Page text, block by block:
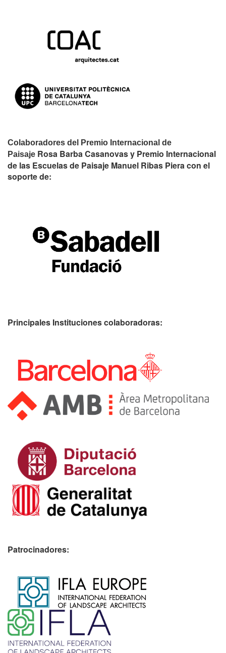
Colaboradores del Premio Internacional de
Paisaje Rosa Barba Casanovas y Premio Internacional
de las Escuelas de Paisaje Manuel Ribas Piera con el
soporte de:
Principales Instituciones colaboradoras:
Patrocinadores: